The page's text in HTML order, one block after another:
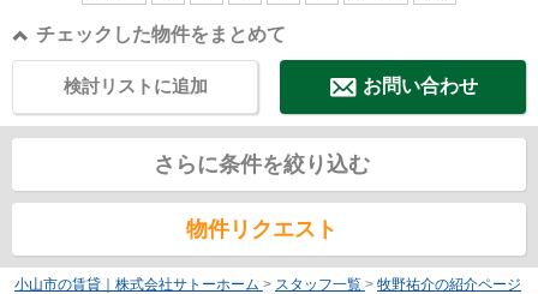
チェックした物件をまとめて
お問い合わせ
検討リストに追加
さらに条件を絞り込む
物件リクエスト
小山市の賃貸｜株式会社サトーホーム > スタッフ一覧 > 牧野祐介の紹介ページ